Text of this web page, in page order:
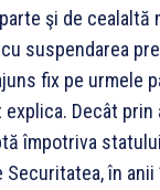
şi de cealaltă
suspendarea
fix pe urmele
Decât prin
împotriva
în anii